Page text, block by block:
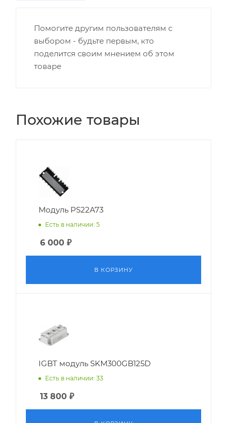
Помогите другим пользователям с
выбором - будьте первым, кто
поделится своим мнением об этом
товаре
Похожие товары
Модуль PS22A73
Есть в наличии: 5
6 000 ₽
В КОРЗИНУ
IGBT модуль SKM300GB125D
Есть в наличии: 33
13 800 ₽